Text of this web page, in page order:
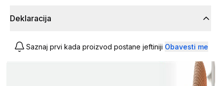
Deklaracija
Saznaj prvi kada proizvod postane jeftiniji Obavesti me